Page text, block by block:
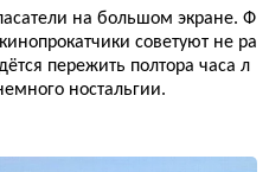
на большом экране. Ф
советуют не ра
пережить полтора часа л
ностальгии.